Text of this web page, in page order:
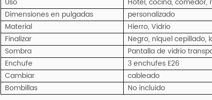
Dimensiones en pulgadas
personalizado
Material
Hierro, Vidrio
Finalizar
Negro, níquel cepillado,
Sombra
Pantalla de vidrio
Enchufe
3 enchufes E26
Cambiar
cableado
Bombillas
No incluido